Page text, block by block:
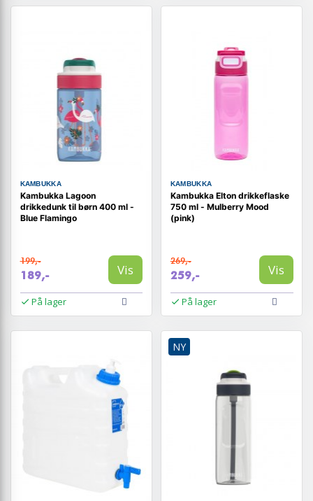
KAMBUKKA
Kambukka Lagoon
drikkedunk til børn 400 ml -
Blue Flamingo
199,-
189,- Vis
På lager
KAMBUKKA
Kambukka Elton drikkeflaske
750 ml - Mulberry Mood
(pink)
269,-
259,- Vis
På lager
NY